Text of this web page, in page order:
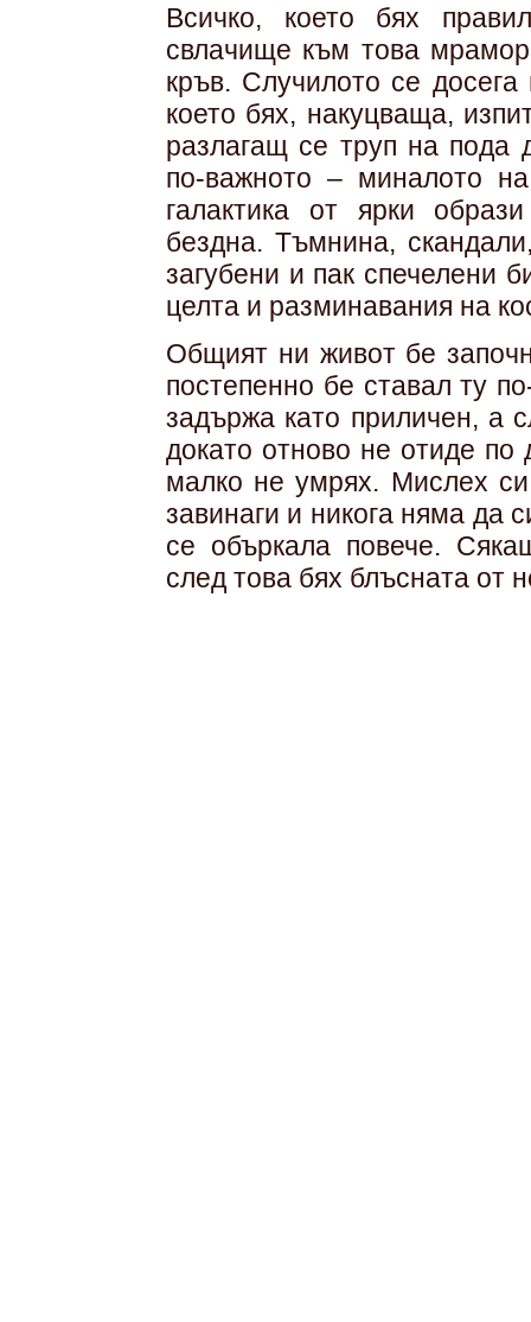
Всичко, което бях
свлачище към това
кръв. Случилото се
което бях, накуцваща,
разлагащ се труп на
по-важното – миналото
галактика от ярки
бездна. Тъмнина,
загубени и пак спечелени
целта и разминавания на
Общият ни живот бе
постепенно бе ставал ту
задържа като приличен, а
докато отново не отиде по
малко не умрях. Мислех
завинаги и никога няма да
се объркала повече.
след това бях блъсната от